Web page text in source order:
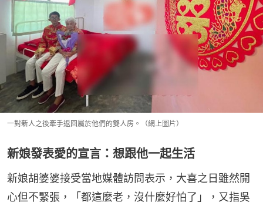
一對新人之後牽手返回屬於他們的雙人房。（網上圖片）
新娘發表愛的宣言：想跟他一起生活
新娘胡婆婆接受當地媒體訪問表示，大喜之日雖然開
心但不緊張，「都這麼老，沒什麼好怕了」，又指吳